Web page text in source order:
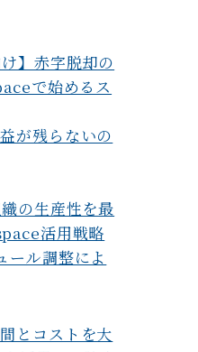
】赤字脱却の
で始めるス
の生産性を最
活用戦略